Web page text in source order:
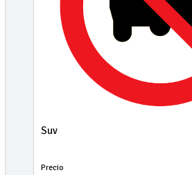
Suv
Precio